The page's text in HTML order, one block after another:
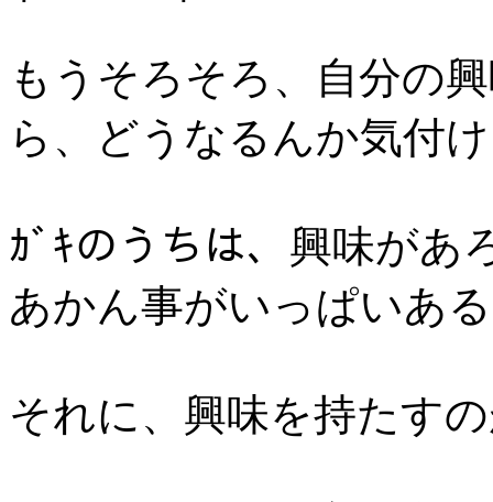
もうそろそろ、自分の
ら、どうなるんか気付
ｶﾞｷのうちは、興味があ
あかん事がいっぱいあ
それに、興味を持たす